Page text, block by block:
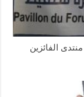
الفائزين